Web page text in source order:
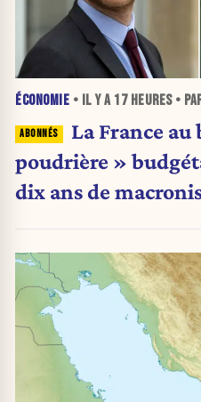
ÉCONOMIE • IL Y A 17 HEURES•
La France au
poudrière »
dix ans de